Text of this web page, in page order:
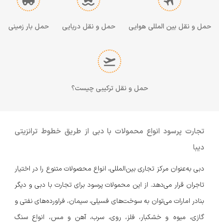
حمل و نقل بین المللی هوایی حمل و نقل دریایی حمل بار زمینی
حمل و نقل ترکیبی چیست؟
تجارت پرسود انواع محمولات با دبی از طریق خطوط ترانزیتی
دیبا
دبی به‌عنوان مرکز تجاری بین‌المللی، انواع محصولات متنوع را در اختیار
تاجران قرار می‌دهد. از این محمولات پرسود برای تجارت با دبی و دیگر
بنادر امارات می‌توان به سوخت‌های فسیلی، سیمان، فراورده‌های نفتی و
گازی، میوه و خشکبار، فلز، روی، سرب، آهن و مس، انواع سنگ